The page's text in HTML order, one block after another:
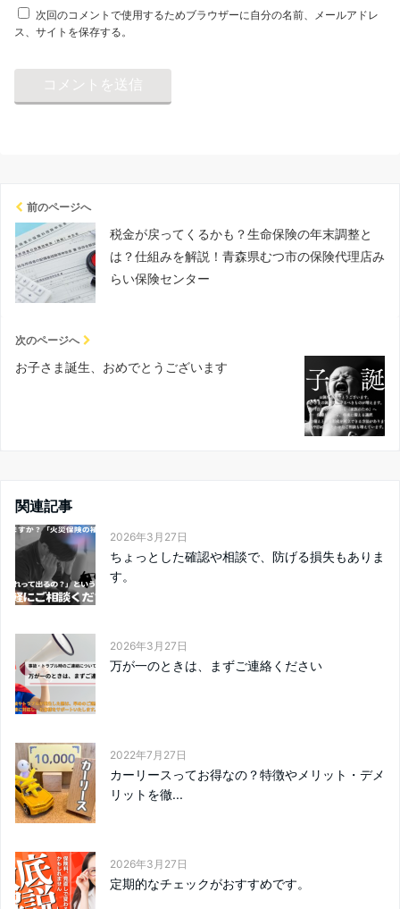
次回のコメントで使用するためブラウザーに自分の名前、メールアドレ
ス、サイトを保存する。
前のページへ
税金が戻ってくるかも？生命保険の年末調整と
は？仕組みを解説！青森県むつ市の保険代理店み
らい保険センター
次のページへ
お子さま誕生、おめでとうございます
関連記事
2026年3月27日
ちょっとした確認や相談で、防げる損失もありま
す。
2026年3月27日
万が一のときは、まずご連絡ください
2022年7月27日
カーリースってお得なの？特徴やメリット・デメ
リットを徹...
2026年3月27日
定期的なチェックがおすすめです。